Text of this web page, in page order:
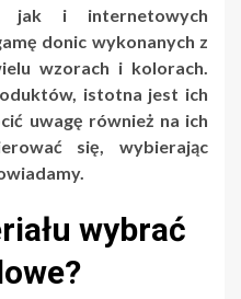
jak i internetowych
donic wykonanych z
wzorach i kolorach.
istotna jest ich
uwagę również na ich
się, wybierając
wybrać